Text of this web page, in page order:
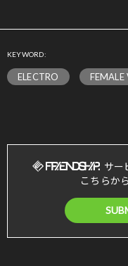
KEYWORD:
ELECTRO FEMALE
サー
こちらか